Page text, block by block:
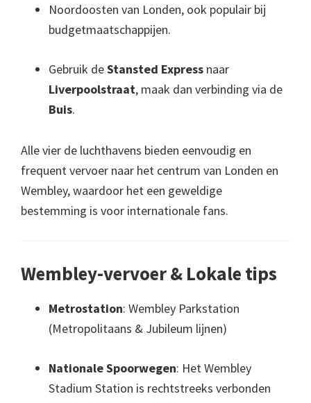
Noordoosten van Londen, ook populair bij
budgetmaatschappijen.
Gebruik deStansted Express naar
Liverpoolstraat, maak dan verbinding via de
Buis.
Alle vier de luchthavens bieden eenvoudig en
frequent vervoer naar het centrum van Londen en
Wembley, waardoor het een geweldige
bestemming is voor internationale fans.
Wembley-vervoer & Lokale tips
Metrostation: Wembley Parkstation
(Metropolitaans & Jubileum lijnen)
Nationale Spoorwegen: Het Wembley
Stadium Station is rechtstreeks verbonden